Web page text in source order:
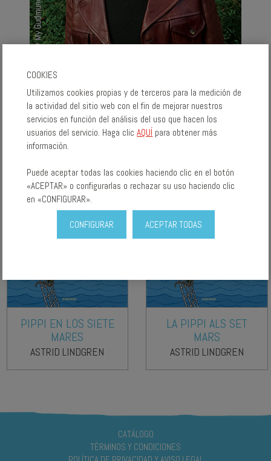
LIBROS DE FABIAN GÖRANSSON
PIPPI EN LOS SIETE
MARES
ASTRID LINDGREN
LA PIPPI ALS SET
MARS
ASTRID LINDGREN
CATÁLOGO
TÉRMINOS Y CONDICIONES
COOKIES
Utilizamos cookies propias y de terceros para la medición de
la actividad del sitio web con el fin de mejorar nuestros
servicios en función del análisis del uso que hacen los
usuarios del servicio. Haga clicAQUÍ para obtener más
información.
Puede aceptar todas las cookies haciendo clic en el botón
«ACEPTAR» o configurarlas o rechazar su uso haciendo clic
en «CONFIGURAR».
CONFIGURAR ACEPTAR TODAS